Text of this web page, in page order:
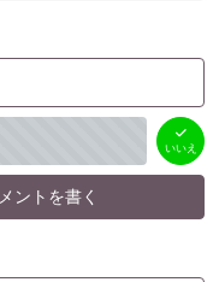
いいえ
（ 0件）
いいえ
ントを書く